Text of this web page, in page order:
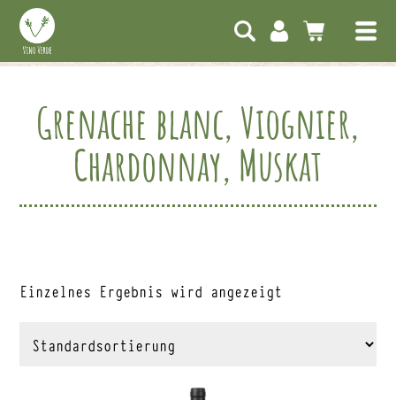
Grenache blanc, Viognier,
Chardonnay, Muskat
Einzelnes Ergebnis wird angezeigt